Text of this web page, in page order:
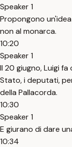
Speaker 1
Propongono
non al monarca.
10:20
Speaker 1
Il 20 giugno, Luigi fa
Stato, i deputati,
della Pallacorda.
10:30
Speaker 1
E giurano di dare
10:34